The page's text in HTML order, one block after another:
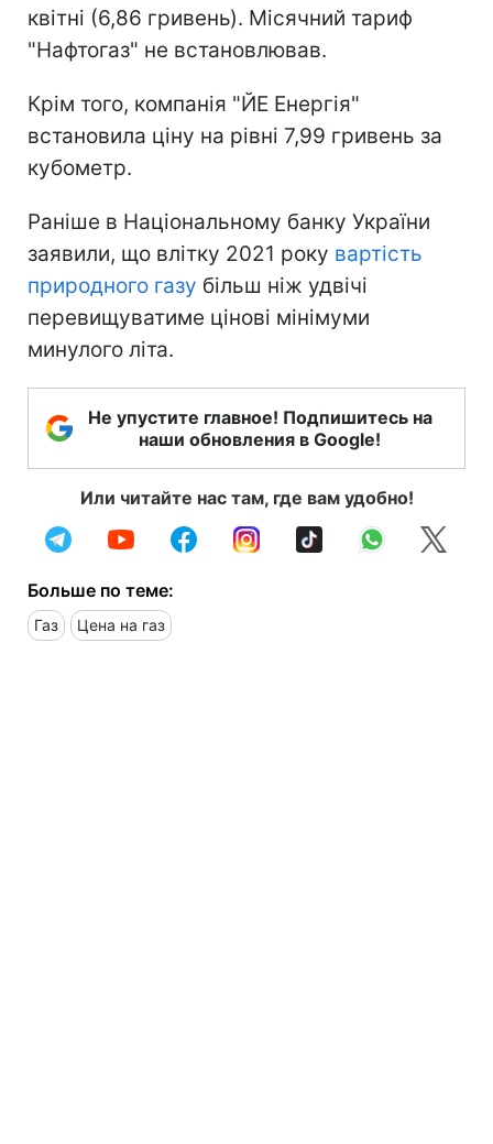
квітні (6,86 гривень). Місячний тариф
"Нафтогаз" не встановлював.
Крім того, компанія "ЙЕ Енергія"
встановила ціну на рівні 7,99 гривень за
кубометр.
Раніше в Національному банку України
заявили, що влітку 2021 року вартість
природного газу більш ніж удвічі
перевищуватиме цінові мінімуми
минулого літа.
Не упустите главное! Подпишитесь на
наши обновления в Google!
Или читайте нас там, где вам удобно!
Больше по теме:
Газ Цена на газ